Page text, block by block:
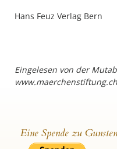
Hans Feuz Verlag Bern
Eingelesen von der
Eine Spende zu